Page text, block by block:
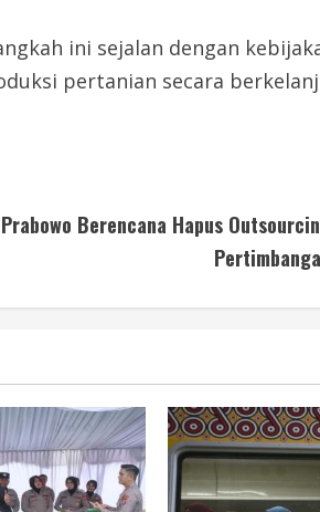
ini sejalan dengan
pertanian secara
Prabowo Berencana Hapus